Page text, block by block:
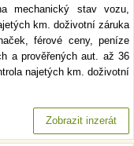
mechanický stav vozu,
km. doživotní záruka
férové ceny, peníze
a prověřených aut. až 36
najetých km. doživotní
Zobrazit inzerát